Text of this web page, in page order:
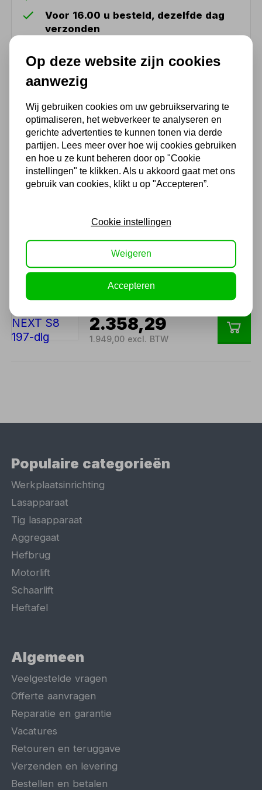
Voor 16.00 u besteld, dezelfde dag
verzonden
548 51 75 75
1.500 m2 winkel in Rijssen !
Ook handig
Sonic gevulde
gereedschapswagen NEXT
1.874,29
Sonic gevulde
gereedschapswagen NEXT
S8 197-dlg
2.358,29
1.949,00 excl. BTW
Populaire categorieën
Werkplaatsinrichting
Lasapparaat
Tig lasapparaat
Aggregaat
Hefbrug
Motorlift
Schaarlift
Heftafel
Algemeen
Veelgestelde vragen
Offerte aanvragen
Reparatie en garantie
Vacatures
Retouren en teruggave
Verzenden en levering
Bestellen en betalen
Op deze website zijn cookies
aanwezig
Wij gebruiken cookies om uw gebruikservaring te
optimaliseren, het webverkeer te analyseren en
gerichte advertenties te kunnen tonen via derde
partijen. Lees meer over hoe wij cookies gebruiken
en hoe u ze kunt beheren door op "Cookie
instellingen" te klikken. Als u akkoord gaat met ons
gebruik van cookies, klikt u op "Accepteren”.
Cookie instellingen
Weigeren
Accepteren